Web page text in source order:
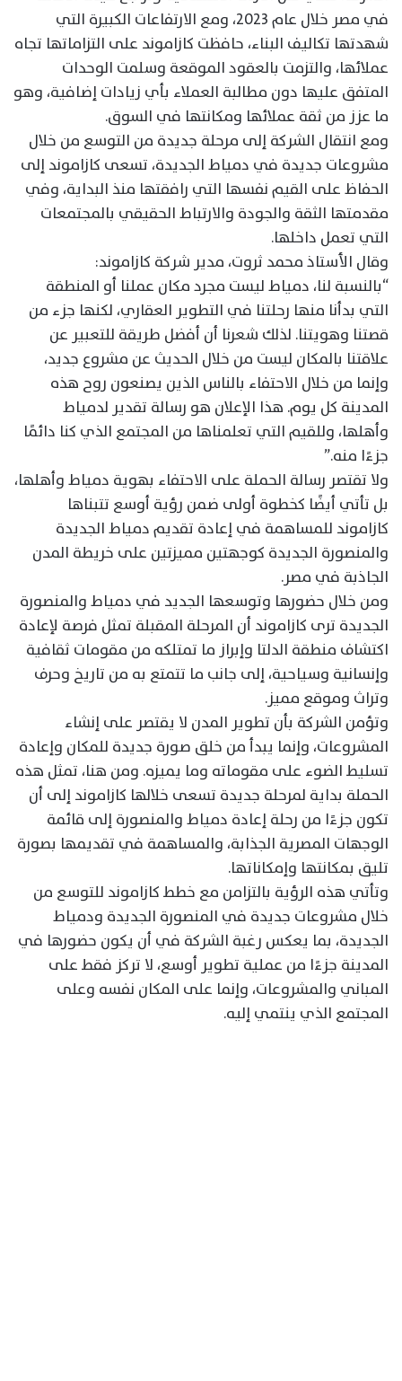
في مصر خلال عام 2023، ومع الارتفاعات الكبيرة التي
شهدتها تكاليف البناء، حافظت كازاموند على التزاماتها تجاه
عملائها، والتزمت بالعقود الموقعة وسلمت الوحدات
المتفق عليها دون مطالبة العملاء بأي زيادات إضافية، وهو
ما عزز من ثقة عملائها ومكانتها في السوق.
ومع انتقال الشركة إلى مرحلة جديدة من التوسع من خلال
مشروعات جديدة في دمياط الجديدة، تسعى كازاموند إلى
الحفاظ على القيم نفسها التي رافقتها منذ البداية، وفي
مقدمتها الثقة والجودة والارتباط الحقيقي بالمجتمعات
التي تعمل داخلها.
وقال الأستاذ محمد ثروت، مدير شركة كازاموند:
“بالنسبة لنا، دمياط ليست مجرد مكان عملنا أو المنطقة
التي بدأنا منها رحلتنا في التطوير العقاري، لكنها جزء من
قصتنا وهويتنا. لذلك شعرنا أن أفضل طريقة للتعبير عن
علاقتنا بالمكان ليست من خلال الحديث عن مشروع جديد،
وإنما من خلال الاحتفاء بالناس الذين يصنعون روح هذه
المدينة كل يوم. هذا الإعلان هو رسالة تقدير لدمياط
وأهلها، وللقيم التي تعلمناها من المجتمع الذي كنا دائمًا
جزءًا منه.”
ولا تقتصر رسالة الحملة على الاحتفاء بهوية دمياط وأهلها،
بل تأتي أيضًا كخطوة أولى ضمن رؤية أوسع تتبناها
كازاموند للمساهمة في إعادة تقديم دمياط الجديدة
والمنصورة الجديدة كوجهتين مميزتين على خريطة المدن
الجاذبة في مصر.
ومن خلال حضورها وتوسعها الجديد في دمياط والمنصورة
الجديدة ترى كازاموند أن المرحلة المقبلة تمثل فرصة لإعادة
اكتشاف منطقة الدلتا وإبراز ما تمتلكه من مقومات ثقافية
وإنسانية وسياحية، إلى جانب ما تتمتع به من تاريخ وحرف
وتراث وموقع مميز.
وتؤمن الشركة بأن تطوير المدن لا يقتصر على إنشاء
المشروعات، وإنما يبدأ من خلق صورة جديدة للمكان وإعادة
تسليط الضوء على مقوماته وما يميزه. ومن هنا، تمثل هذه
الحملة بداية لمرحلة جديدة تسعى خلالها كازاموند إلى أن
تكون جزءًا من رحلة إعادة دمياط والمنصورة إلى قائمة
الوجهات المصرية الجذابة، والمساهمة في تقديمها بصورة
تليق بمكانتها وإمكاناتها.
وتأتي هذه الرؤية بالتزامن مع خطط كازاموند للتوسع من
خلال مشروعات جديدة في المنصورة الجديدة ودمياط
الجديدة، بما يعكس رغبة الشركة في أن يكون حضورها في
المدينة جزءًا من عملية تطوير أوسع، لا تركز فقط على
المباني والمشروعات، وإنما على المكان نفسه وعلى
المجتمع الذي ينتمي إليه.